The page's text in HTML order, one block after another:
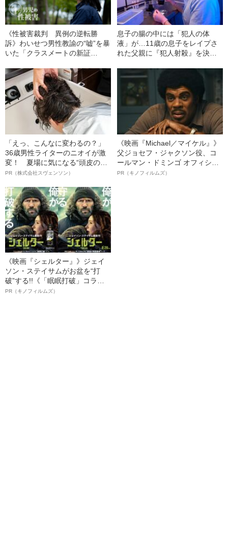
《性被害裁判 異例の逆転勝
訴》わいせつ男性教諭の“嘘”を暴
いた「クラスメートの新証
息子の腸の中には「犯人の体
液」が…11歳の息子をレイプさ
れた父親に『犯人射殺』を決意
和59年）
「えっ、こんなに変わるの？」
36歳男性ライターのニオイが激
変！ 夏場に気になる“頭皮のニ
オイ”や“ベタつき”を解消す
ト”が生み出した徹底ケアとは
PR（株式会社スヴェンソン）
《映画『Michael／マイケル』》
父ジョセフ・ジャクソン役、コ
ールマン・ドミンゴ オフィシャ
ルインタビュー“観客を魅了した
PR（キノフィルムズ）
《映画『シェルター』》ジェイ
ソン・ステイサムがお盆を“打
破”する!!《「眠眠打破」コラ
ボ》
PR（キノフィルムズ）